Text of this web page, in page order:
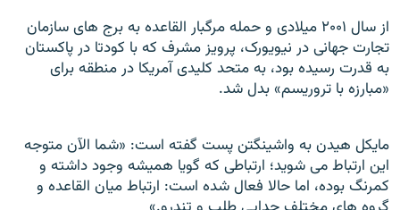
از سال ۲۰۰۱ ميلادی و حمله مرگبار القاعده به برج های سازمان
تجارت جهانی در نيويورک، پرويز مشرف که با کودتا در پاکستان
به قدرت رسيده بود، به متحد کليدی آمريکا در منطقه برای
«مبارزه با تروريسم» بدل شد.
مايکل هيدن به واشينگتن پست گفته است: «شما الآن متوجه
اين ارتباط می شويد؛ ارتباطی که گويا هميشه وجود داشته و
کمرنگ بوده، اما حالا فعال شده است: ارتباط ميان القاعده و